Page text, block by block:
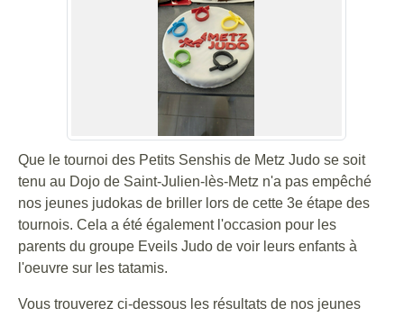
Que le tournoi des Petits Senshis de Metz Judo se soit
tenu au Dojo de Saint-Julien-lès-Metz n'a pas empêché
nos jeunes judokas de briller lors de cette 3e étape des
tournois. Cela a été également l'occasion pour les
parents du groupe Eveils Judo de voir leurs enfants à
l'oeuvre sur les tatamis.
Vous trouverez ci-dessous les résultats de nos jeunes